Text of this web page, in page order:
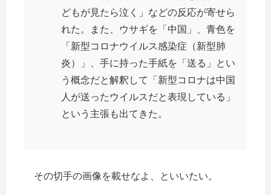
どもが見たら泣く」などの反応が寄せら
れた。また、ウサギを「中国」、青色を
「新型コロナウイルス感染症（新型肺
炎）」、手に持った手紙を「送る」とい
う概念だと解釈して「新型コロナは中国
人が送ったウイルスだと表現している」
という主張も出てきた。
その切手の画像を載せなよ、といいたい。